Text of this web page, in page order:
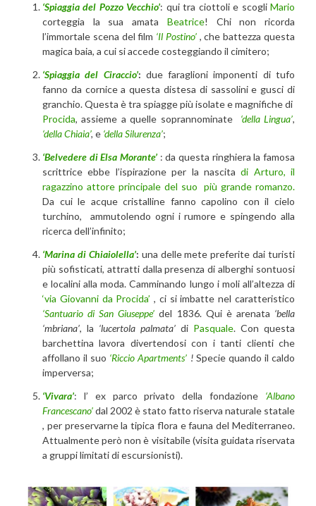
‘Spiaggia del Pozzo Vecchio’: qui tra ciottoli e scogliMario
corteggia la sua amata Beatrice! Chi non ricorda
l’immortale scena del film ‘Il Postino’, che battezza questa
magica baia, a cui si accede costeggiando il cimitero;
‘Spiaggia del Ciraccio’: due faraglioni imponenti di tufo
fanno da cornice a questa distesa di sassolini e gusci di
granchio. Questa è tra spiagge più isolate e magnifiche di
Procida, assieme a quelle soprannominate ‘della Lingua’,
‘della Chiaia’, e ‘della Silurenza’;
‘Belvedere di Elsa Morante’ : da questa ringhiera la famosa
scrittrice ebbe l’ispirazione per la nascitadi Arturo, il
ragazzino attore principale del suo più grande romanzo.
Da cui le acque cristalline fanno capolino con il cielo
turchino, ammutolendo ogni i rumore e spingendo alla
ricerca dell’infinito;
‘Marina di Chiaiolella’: una delle mete preferite dai turisti
più sofisticati, attratti dalla presenza di alberghi sontuosi
e localini alla moda. Camminando lungo i moli all’altezza di
‘via Giovanni da Procida’ , ci si imbatte nel caratteristico
‘Santuario di San Giuseppe’ del 1836. Qui è arenata ‘bella
‘mbriana’, la ‘lucertola palmata’ di Pasquale. Con questa
barchettina lavora divertendosi con i tanti clienti che
affollano il suo ‘Riccio Apartments’ ! Specie quando il caldo
imperversa;
‘Vivara’: l’ ex parco privato della fondazione ‘Albano
Francescano’dal 2002 è stato fatto riserva naturale statale
, per preservarne la tipica flora e fauna del Mediterraneo.
Attualmente però non è visitabile (visita guidata riservata
a gruppi limitati di escursionisti).